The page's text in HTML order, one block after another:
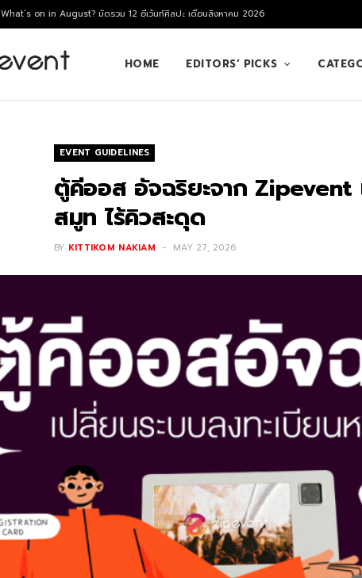
What’s on in August? มัดรวม 12 อีเว้นท์ศิลปะ เดือนสิงหาคม 2026
HOME EDITORS’ PICKS
EVENT GUIDELINES
ตู้คีออส อัจฉริยะจาก Zipevent
สมูท ไร้คิวสะดุด
BY KITTIKOM NAKIAM MAY 27, 2026